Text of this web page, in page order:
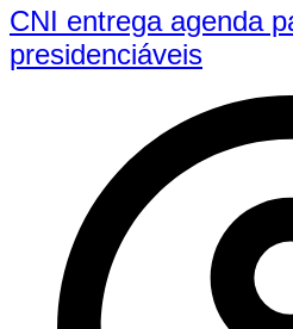
CNI entrega agenda
presidenciáveis